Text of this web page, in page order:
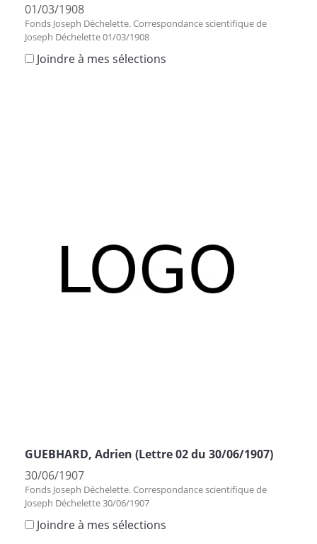
01/03/1908
Fonds Joseph Déchelette. Correspondance scientifique de
Joseph Déchelette 01/03/1908
Joindre à mes sélections
GUEBHARD, Adrien (Lettre 02 du 30/06/1907)
30/06/1907
Fonds Joseph Déchelette. Correspondance scientifique de
Joseph Déchelette 30/06/1907
Joindre à mes sélections